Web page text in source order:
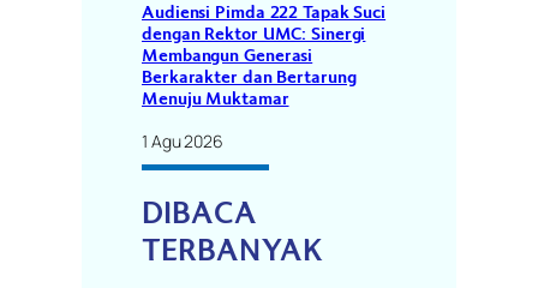
Audiensi Pimda 222 Tapak Suci
dengan Rektor UMC: Sinergi
Membangun Generasi
Berkarakter dan Bertarung
Menuju Muktamar
1 Agu 2026
DIBACA
TERBANYAK